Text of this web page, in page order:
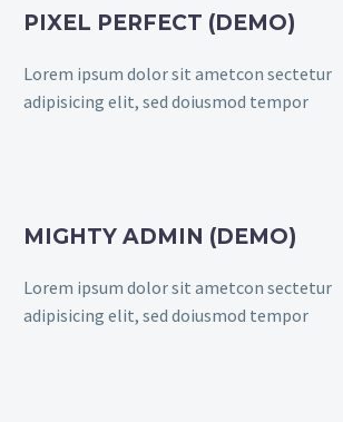
PIXEL PERFECT (DEMO)
Lorem ipsum dolor sit ametcon sectetur
adipisicing elit, sed doiusmod tempor
MIGHTY ADMIN (DEMO)
Lorem ipsum dolor sit ametcon sectetur
adipisicing elit, sed doiusmod tempor